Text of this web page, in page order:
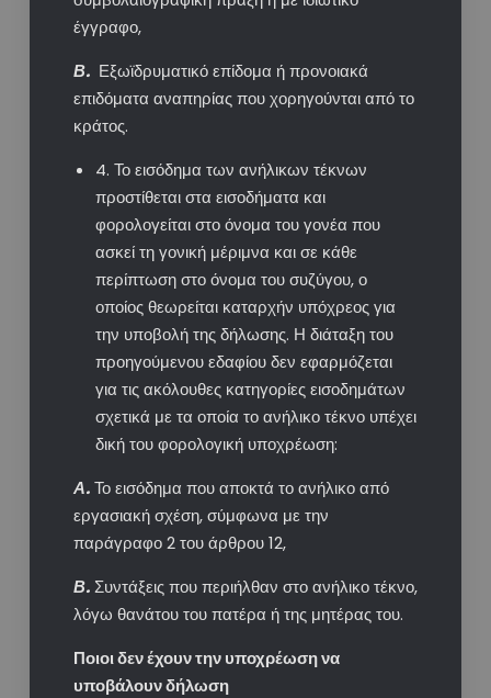
έγγραφο,
Β.Εξωϊδρυματικό επίδομα ή προνοιακά
επιδόματα αναπηρίας που χορηγούνται από το
κράτος.
4. Το εισόδημα των ανήλικων τέκνων
προστίθεται στα εισοδήματα και
φορολογείται στο όνομα του γονέα που
ασκεί τη γονική μέριμνα και σε κάθε
περίπτωση στο όνομα του συζύγου, ο
οποίος θεωρείται καταρχήν υπόχρεος για
την υποβολή της δήλωσης. Η διάταξη του
προηγούμενου εδαφίου δεν εφαρμόζεται
για τις ακόλουθες κατηγορίες εισοδημάτων
σχετικά με τα οποία το ανήλικο τέκνο υπέχει
δική του φορολογική υποχρέωση:
Α.Το εισόδημα που αποκτά το ανήλικο από
εργασιακή σχέση, σύμφωνα με την
παράγραφο 2 του άρθρου 12,
Β.Συντάξεις που περιήλθαν στο ανήλικο τέκνο,
λόγω θανάτου του πατέρα ή της μητέρας του.
Ποιοι δεν έχουν την υποχρέωση να
υποβάλουν δήλωση